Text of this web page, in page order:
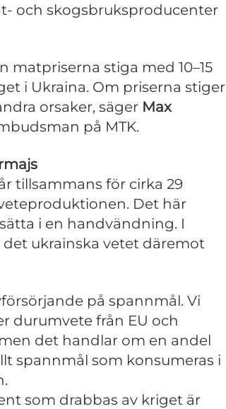
och skogsbruksproducenter
matpriserna stiga med 10–15
i Ukraina. Om priserna stiger
orsaker, säger Max
på MTK.
tillsammans för cirka 29
Det här
i en handvändning. I
ukrainska vetet däremot
på spannmål. Vi
durumvete från EU och
det handlar om en andel
spannmål som konsumeras i
som drabbas av kriget är